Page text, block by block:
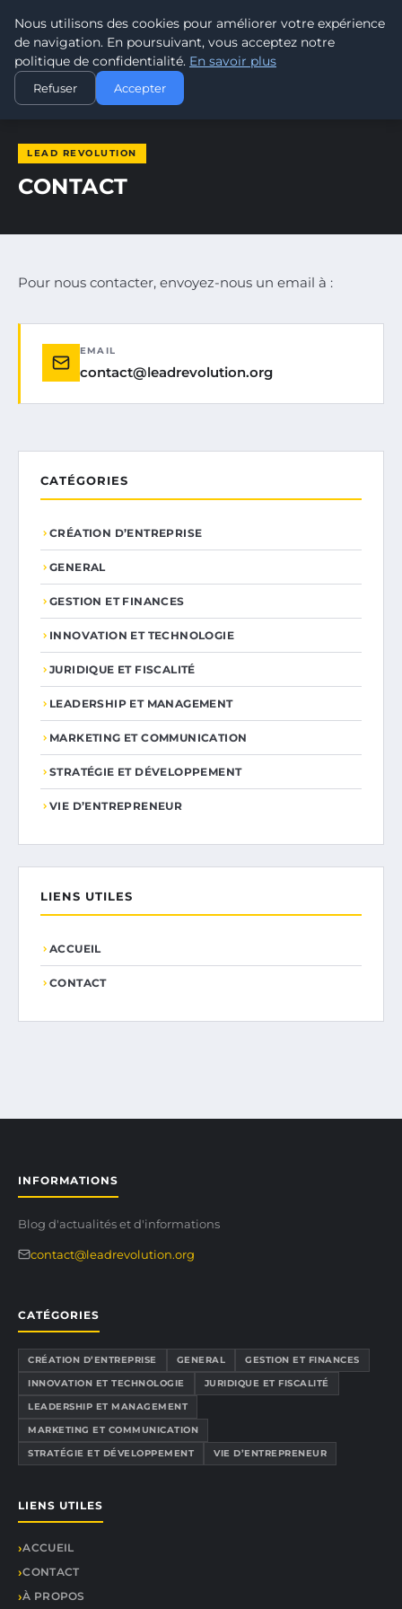
LEAD REVOLUTION
ACCUEIL CONTACT
LEAD REVOLUTION
CONTACT
Pour nous contacter, envoyez-nous un email à :
EMAIL
contact@leadrevolution.org
CATÉGORIES
CRÉATION D’ENTREPRISE
GENERAL
GESTION ET FINANCES
INNOVATION ET TECHNOLOGIE
JURIDIQUE ET FISCALITÉ
LEADERSHIP ET MANAGEMENT
MARKETING ET COMMUNICATION
STRATÉGIE ET DÉVELOPPEMENT
VIE D’ENTREPRENEUR
LIENS UTILES
ACCUEIL
CONTACT
INFORMATIONS
Blog d'actualités et d'informations
contact@leadrevolution.org
CATÉGORIES
CRÉATION D’ENTREPRISE GENERAL
GESTION ET FINANCES
INNOVATION ET TECHNOLOGIE
JURIDIQUE ET FISCALITÉ
LEADERSHIP ET MANAGEMENT
MARKETING ET COMMUNICATION
STRATÉGIE ET DÉVELOPPEMENT
VIE D’ENTREPRENEUR
LIENS UTILES
ACCUEIL
CONTACT
À PROPOS
Nous utilisons des cookies pour améliorer votre expérience
de navigation. En poursuivant, vous acceptez notre
politique de confidentialité. En savoir plus
Refuser Accepter